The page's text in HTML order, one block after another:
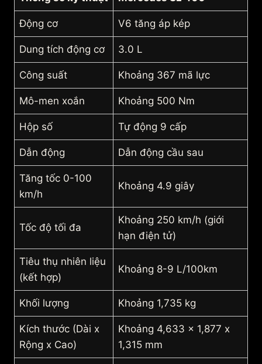
Động cơ V6 tăng áp kép
Dung tích động cơ 3.0 L
Công suất Khoảng 367 mã lực
Mô-men xoắn Khoảng 500 Nm
Hộp số Tự động 9 cấp
Dẫn động Dẫn động cầu sau
Tăng tốc 0-100
km/h
Khoảng 4.9 giây
Tốc độ tối đa
Khoảng 250 km/h (giới
hạn điện tử)
Tiêu thụ nhiên liệu
(kết hợp)
Khoảng 8-9 L/100km
Khối lượng Khoảng 1,735 kg
Kích thước (Dài x
Rộng x Cao)
Khoảng 4,633 x 1,877 x
1,315 mm